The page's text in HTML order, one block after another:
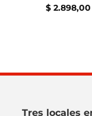
$2.898,00
Tres locales